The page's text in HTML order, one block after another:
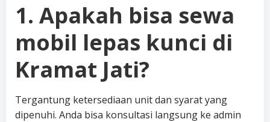
1. Apakah bisa sewa
mobil lepas kunci di
Kramat Jati?
Tergantung ketersediaan unit dan syarat yang
dipenuhi. Anda bisa konsultasi langsung ke admin